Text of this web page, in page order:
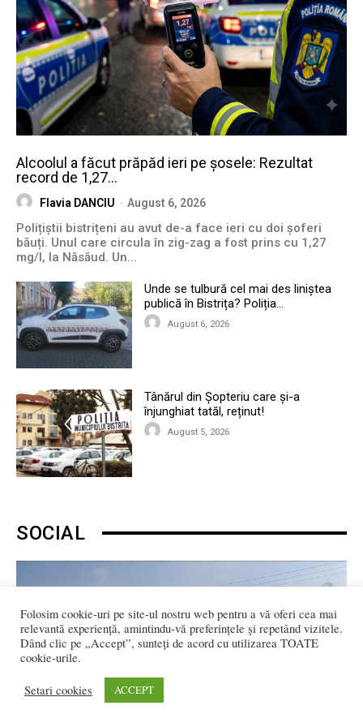
Alcoolul a făcut prăpăd ieri pe șosele: Rezultat
record de 1,27...
Flavia DANCIU - August 6, 2026
Polițiștii bistrițeni au avut de-a face ieri cu doi șoferi
băuți. Unul care circula în zig-zag a fost prins cu 1,27
mg/l, la Năsăud. Un...
Unde se tulbură cel mai des liniștea
publică în Bistrița? Poliția...
August 6, 2026
Tânărul din Șopteriu care și-a
înjunghiat tatăl, reținut!
August 5, 2026
SOCIAL
Folosim cookie-uri pe site-ul nostru web pentru a vă oferi cea mai
relevantă experiență, amintindu-vă preferințele și repetând vizitele.
Dând clic pe „Accept”, sunteți de acord cu utilizarea TOATE
cookie-urile.
Setari cookies ACCEPT